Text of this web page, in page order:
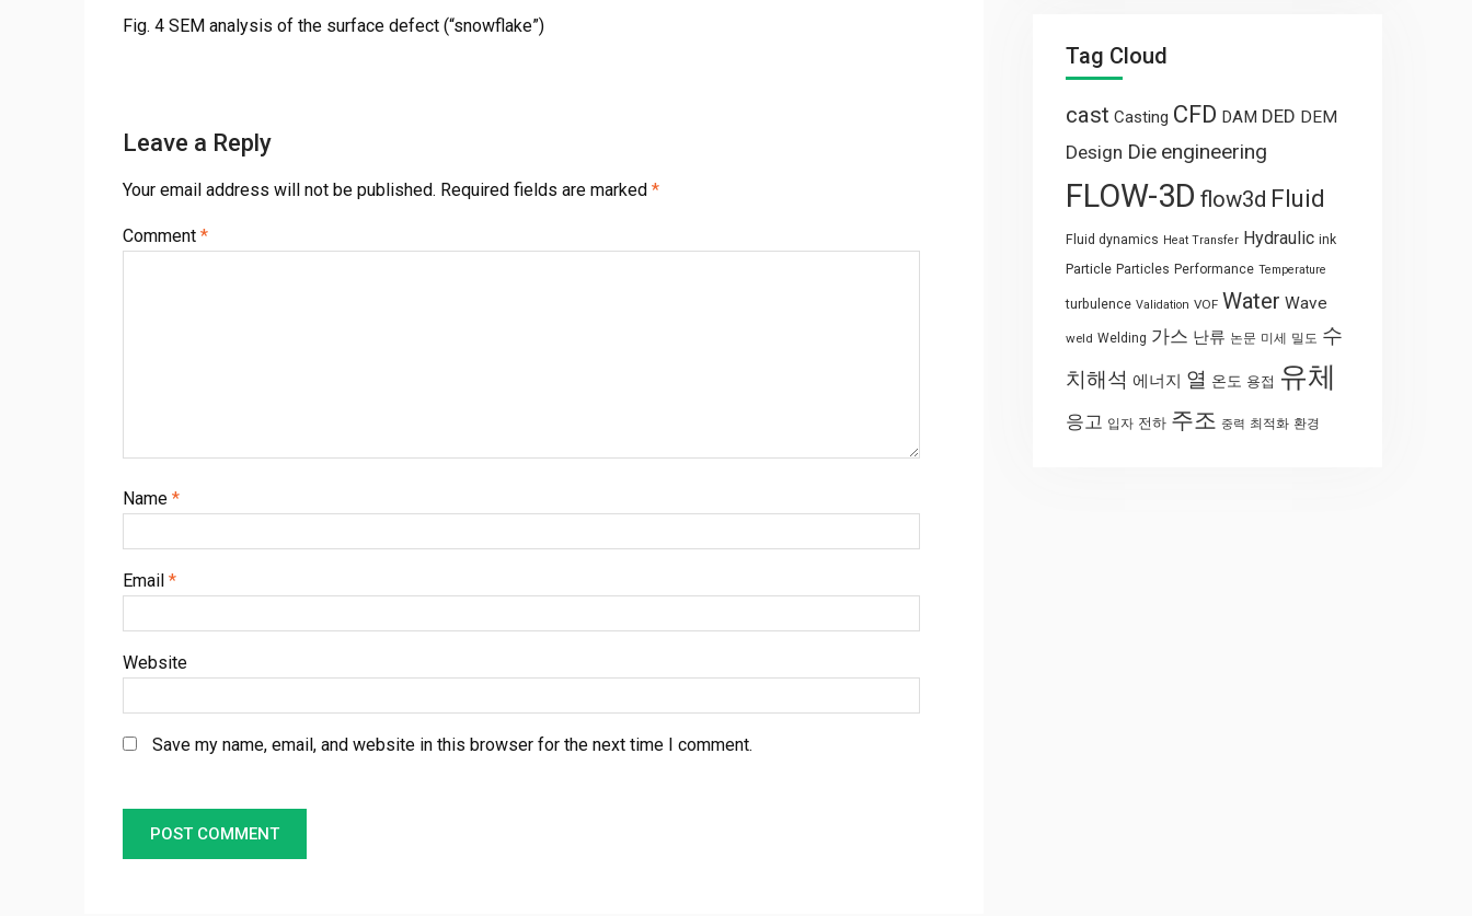
Fig. 4 SEM analysis of the surface defect (“snowflake”)
Leave a Reply
Your email address will not be published. Required fields are marked *
Comment *
Name *
Email *
Website
Save my name, email, and website in this browser for the next time I comment.
Tag Cloud
cast Casting CFD DAM DED DEM
Design Die engineering
FLOW-3D flow3d Fluid
Fluid dynamics Heat Transfer Hydraulic ink
Particle Particles Performance Temperature
turbulence Validation VOF Water Wave
weld Welding 가스 난류 논문 미세 밀도 수
치해석 에너지 열 온도 용접 유체
응고 입자 전하 주조 중력 최적화 환경